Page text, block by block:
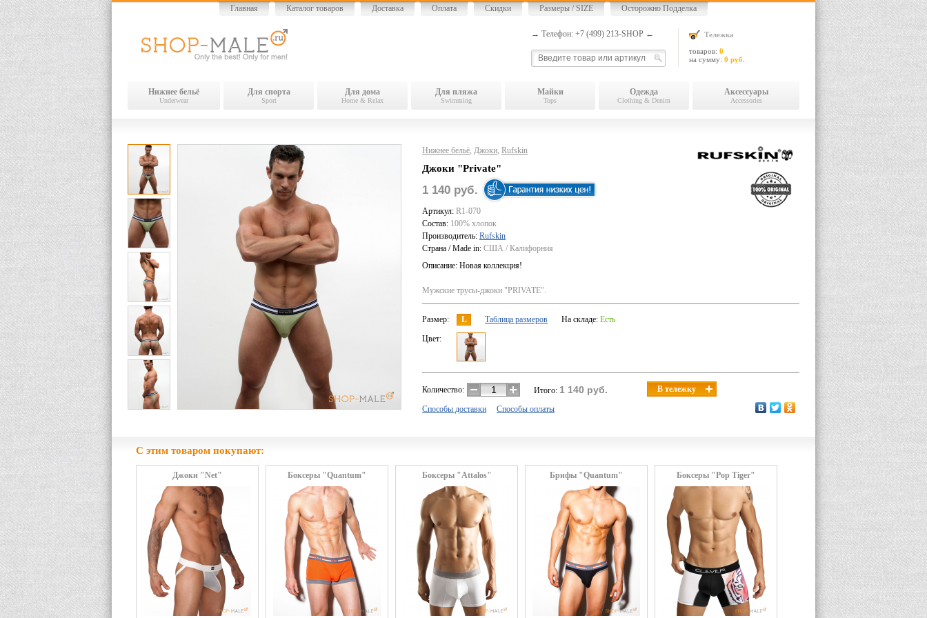
Главная Каталог товаров Доставка Оплата Скидки Размеры / SIZE Осторожно Подделка
Тележка
товаров: 0
на сумму: 0 руб.
→ Телефон: +7 (499) 213-SHOP ←
Нижнее бельё
Underwear
Для спорта
Sport
Для дома
Home & Relax
Для пляжа
Swimming
Майки
Tops
Одежда
Clothing & Denim
Аксессуары
Accessories
Нижнее бельё, Джоки, Rufskin
Джоки "Private"
1 140 руб.
Артикул: R1-070
Состав: 100% хлопок
Производитель: Rufskin
Страна / Made in: США / Калифорния
Описание: Новая коллекция!
Мужские трусы-джоки "PRIVATE".
Размер: L Таблица размеров На складе: Есть
Цвет:
Количество: Итого: 1 140 руб. В тележку
Способы доставки Способы оплаты
С этим товаром покупают:
Джоки "Net" Боксеры "Quantum" Боксеры "Attalos" Брифы "Quantum" Боксеры "Pop Tiger"